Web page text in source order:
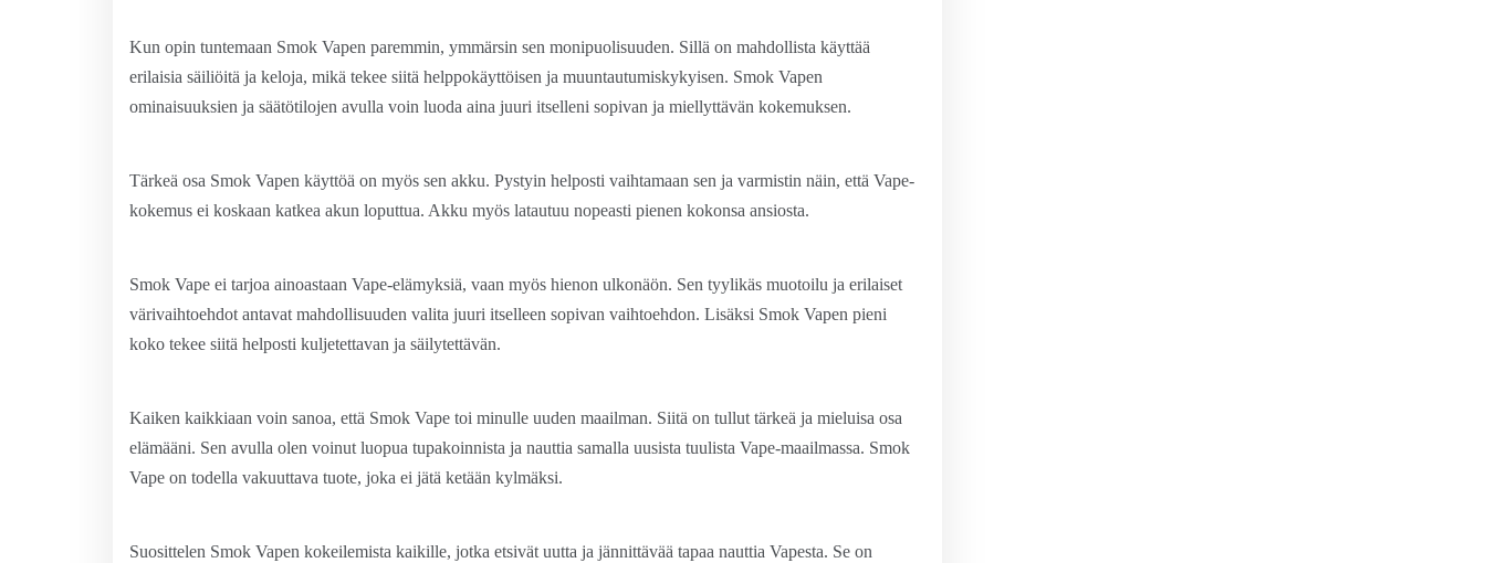
Kun opin tuntemaan Smok Vapen paremmin, ymmärsin sen monipuolisuuden. Sillä on mahdollista käyttää
erilaisia säiliöitä ja keloja, mikä tekee siitä helppokäyttöisen ja muuntautumiskykyisen. Smok Vapen
ominaisuuksien ja säätötilojen avulla voin luoda aina juuri itselleni sopivan ja miellyttävän kokemuksen.
Tärkeä osa Smok Vapen käyttöä on myös sen akku. Pystyin helposti vaihtamaan sen ja varmistin näin, että Vape-
kokemus ei koskaan katkea akun loputtua. Akku myös latautuu nopeasti pienen kokonsa ansiosta.
Smok Vape ei tarjoa ainoastaan Vape-elämyksiä, vaan myös hienon ulkonäön. Sen tyylikäs muotoilu ja erilaiset
värivaihtoehdot antavat mahdollisuuden valita juuri itselleen sopivan vaihtoehdon. Lisäksi Smok Vapen pieni
koko tekee siitä helposti kuljetettavan ja säilytettävän.
Kaiken kaikkiaan voin sanoa, että Smok Vape toi minulle uuden maailman. Siitä on tullut tärkeä ja mieluisa osa
elämääni. Sen avulla olen voinut luopua tupakoinnista ja nauttia samalla uusista tuulista Vape-maailmassa. Smok
Vape on todella vakuuttava tuote, joka ei jätä ketään kylmäksi.
Suosittelen Smok Vapen kokeilemista kaikille, jotka etsivät uutta ja jännittävää tapaa nauttia Vapesta. Se on